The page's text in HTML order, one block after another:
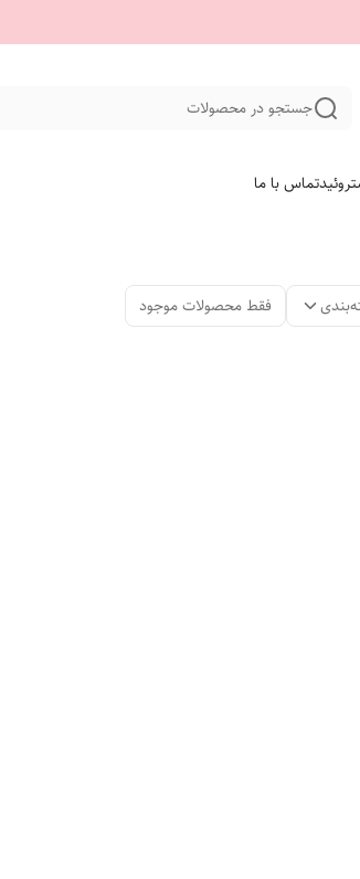
جستجو در محصولات
تماس با ما
فقط محصولات موجود